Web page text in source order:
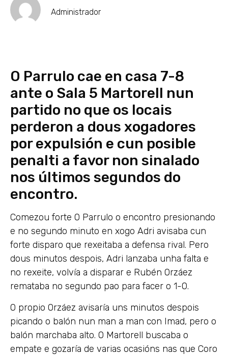
Administrador
O Parrulo cae en casa 7-8
ante o Sala 5 Martorell nun
partido no que os locais
perderon a dous xogadores
por expulsión e cun posible
penalti a favor non sinalado
nos últimos segundos do
encontro.
Comezou forte O Parrulo o encontro presionando
e no segundo minuto en xogo Adri avisaba cun
forte disparo que rexeitaba a defensa rival. Pero
dous minutos despois, Adri lanzaba unha falta e
no rexeite, volvía a disparar e Rubén Orzáez
remataba no segundo pao para facer o 1-0.
O propio Orzáez avisaría uns minutos despois
picando o balón nun man a man con Imad, pero o
balón marchaba alto. O Martorell buscaba o
empate e gozaría de varias ocasións nas que Coro